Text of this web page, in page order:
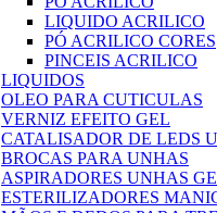
LIQUIDO ACRILICO
PÓ ACRILICO CORES
PINCEIS ACRILICO
LIQUIDOS
OLEO PARA CUTICULAS
VERNIZ EFEITO GEL
CATALISADOR DE LEDS
BROCAS PARA UNHAS
ASPIRADORES UNHAS
ESTERILIZADORES